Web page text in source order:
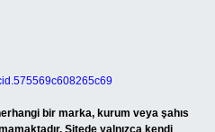
bir marka, kurum veya şahıs
Sitede yalnızca kendi